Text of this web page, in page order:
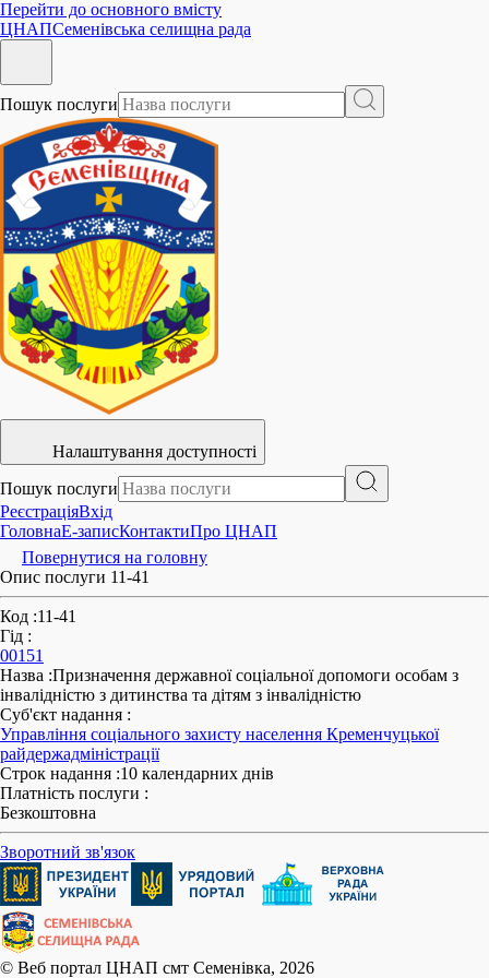
Перейти до основного вмісту
ЦНАПСеменівська селищна рада
Пошук послуги
Налаштування доступності
Пошук послуги
РеєстраціяВхід
ГоловнаE-записКонтактиПро ЦНАП
Повернутися на головну
Опис послуги 11-41
Код :11-41
Гід :
00151
Назва :Призначення державної соціальної допомоги особам з
інвалідністю з дитинства та дітям з інвалідністю
Суб'єкт надання :
Управління соціального захисту населення Кременчуцької
райдержадміністрації
Строк надання :10 календарних днів
Платність послуги :
Безкоштовна
Зворотний зв'язок
© Веб портал ЦНАП смт Семенівка, 2026